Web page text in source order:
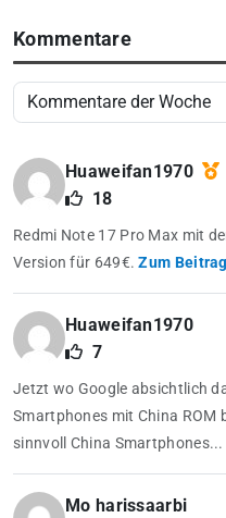
Kommentare
Huaweifan1970
18
Redmi Note 17 Pro Max mit
Version für 649€.Zum Beitrag
Huaweifan1970
7
Jetzt wo Google absichtlich
Smartphones mit China ROM
sinnvoll China
Mo harissaarbi